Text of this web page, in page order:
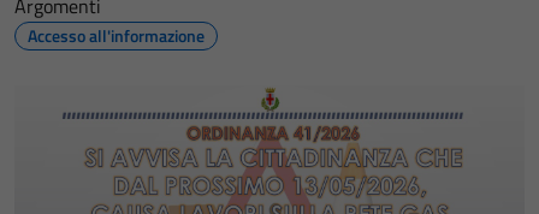
Argomenti
Accesso all'informazione